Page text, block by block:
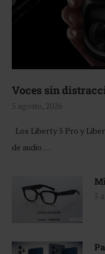
Voces sin
5 agosto, 2026
Los Liberty 5 Pro y
de audio …
5